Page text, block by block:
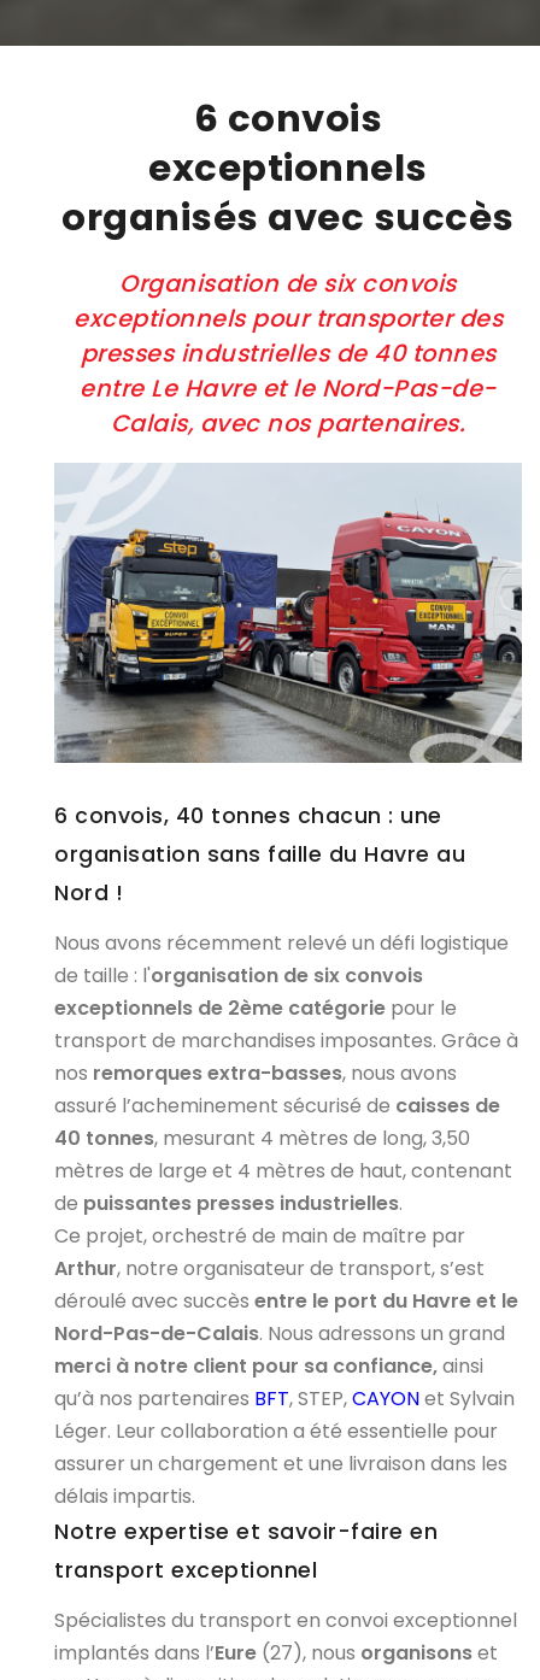
6 convois
exceptionnels
organisés avec succès
Organisation de six convois
exceptionnels pour transporter des
presses industrielles de 40 tonnes
entre Le Havre et le Nord-Pas-de-
Calais, avec nos partenaires.
6 convois, 40 tonnes chacun : une
organisation sans faille du Havre au
Nord !
Nous avons récemment relevé un défi logistique
de taille : l'organisation de six convois
exceptionnels de 2ème catégorie pour le
transport de marchandises imposantes. Grâce à
nos remorques extra-basses, nous avons
assuré l’acheminement sécurisé de caisses de
40 tonnes, mesurant 4 mètres de long, 3,50
mètres de large et 4 mètres de haut, contenant
de puissantes presses industrielles.
Ce projet, orchestré de main de maître par
Arthur, notre organisateur de transport, s’est
déroulé avec succès entre le port du Havre et le
Nord-Pas-de-Calais. Nous adressons un grand
merci à notre client pour sa confiance,ainsi
qu’à nos partenaires BFT, STEP,CAYONet Sylvain
Léger. Leur collaboration a été essentielle pour
assurer un chargement et une livraison dans les
délais impartis.
Notre expertise et savoir-faire en
transport exceptionnel
Spécialistes du transport en convoi exceptionnel
implantés dans l’Eure (27), nous organisonset